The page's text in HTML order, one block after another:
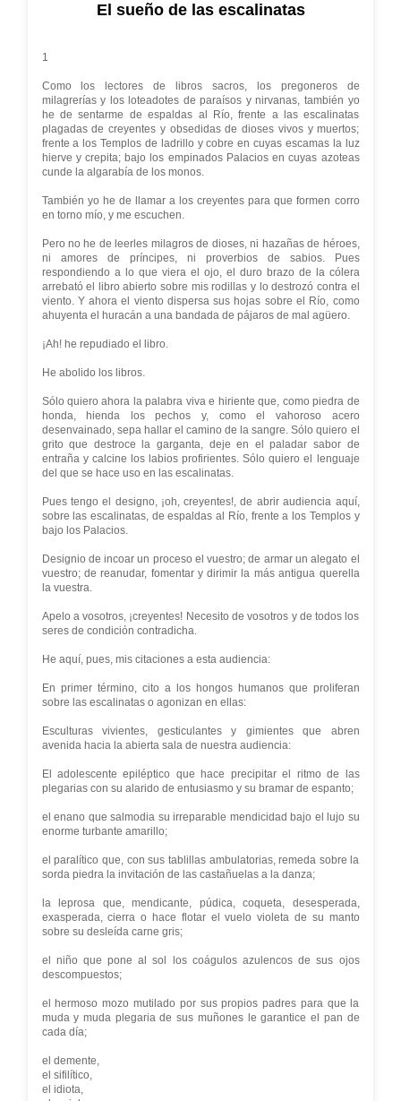
El sueño de las escalinatas
1
Como los lectores de libros sacros, los pregoneros de
milagrerías y los loteadotes de paraísos y nirvanas, también yo
he de sentarme de espaldas al Río, frente a las escalinatas
plagadas de creyentes y obsedidas de dioses vivos y muertos;
frente a los Templos de ladrillo y cobre en cuyas escamas la luz
hierve y crepita; bajo los empinados Palacios en cuyas azoteas
cunde la algarabía de los monos.
También yo he de llamar a los creyentes para que formen corro
en torno mío, y me escuchen.
Pero no he de leerles milagros de dioses, ni hazañas de héroes,
ni amores de príncipes, ni proverbios de sabios. Pues
respondiendo a lo que viera el ojo, el duro brazo de la cólera
arrebató el libro abierto sobre mis rodillas y lo destrozó contra el
viento. Y ahora el viento dispersa sus hojas sobre el Río, como
ahuyenta el huracán a una bandada de pájaros de mal agüero.
¡Ah! he repudiado el libro.
He abolido los libros.
Sólo quiero ahora la palabra viva e hiriente que, como piedra de
honda, hienda los pechos y, como el vahoroso acero
desenvainado, sepa hallar el camino de la sangre. Sólo quiero el
grito que destroce la garganta, deje en el paladar sabor de
entraña y calcine los labios profirientes. Sólo quiero el lenguaje
del que se hace uso en las escalinatas.
Pues tengo el designo, ¡oh, creyentes!, de abrir audiencia aquí,
sobre las escalinatas, de espaldas al Río, frente a los Templos y
bajo los Palacios.
Designio de incoar un proceso el vuestro; de armar un alegato el
vuestro; de reanudar, fomentar y dirimir la más antigua querella
la vuestra.
Apelo a vosotros, ¡creyentes! Necesito de vosotros y de todos los
seres de condición contradicha.
He aquí, pues, mis citaciones a esta audiencia:
En primer término, cito a los hongos humanos que proliferan
sobre las escalinatas o agonizan en ellas:
Esculturas vivientes, gesticulantes y gimientes que abren
avenida hacia la abierta sala de nuestra audiencia:
El adolescente epiléptico que hace precipitar el ritmo de las
plegarias con su alarido de entusiasmo y su bramar de espanto;
el enano que salmodia su irreparable mendicidad bajo el lujo su
enorme turbante amarillo;
el paralítico que, con sus tablillas ambulatorias, remeda sobre la
sorda piedra la invitación de las castañuelas a la danza;
la leprosa que, mendicante, púdica, coqueta, desesperada,
exasperada, cierra o hace flotar el vuelo violeta de su manto
sobre su desleída carne gris;
el niño que pone al sol los coágulos azulencos de sus ojos
descompuestos;
el hermoso mozo mutilado por sus propios padres para que la
muda y muda plegaria de sus muñones le garantice el pan de
cada día;
el demente,
el sifilítico,
el idiota,